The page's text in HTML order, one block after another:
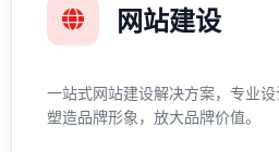
网站建设
一站式网站建设解决方案，专业设
塑造品牌形象，放大品牌价值。